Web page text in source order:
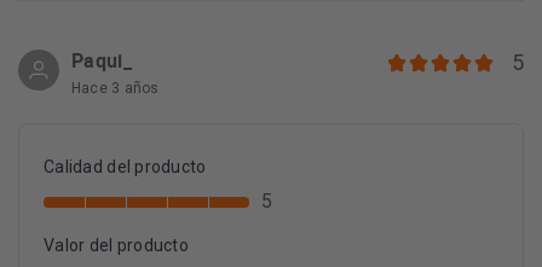
Paqui_
Hace 3 años
5
Calidad del producto
5
Valor del producto